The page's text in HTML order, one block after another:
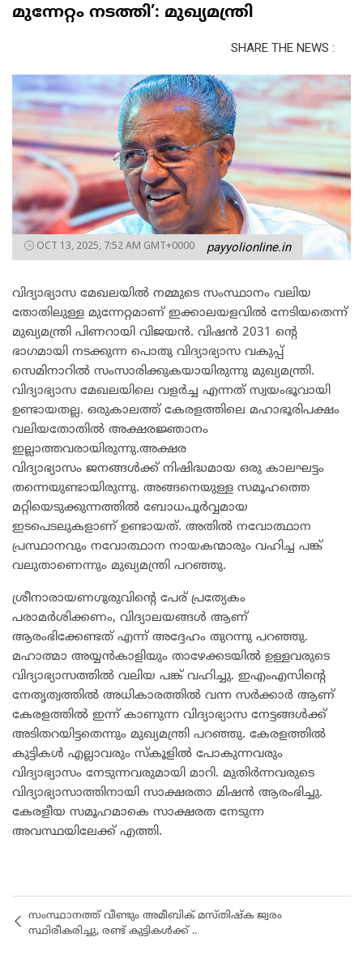
മുന്നേറ്റം നടത്തി’: മുഖ്യമന്ത്രി
SHARE THE NEWS :
OCT 13, 2025, 7:52 AM GMT+0000 payyolionline.in
വിദ്യാഭ്യാസ മേഖലയില്‍ നമ്മുടെ സംസ്ഥാനം വലിയ
തോതിലുള്ള മുന്നേറ്റമാണ് ഇക്കാലയളവില്‍ നേടിയതെന്ന്
മുഖ്യമന്ത്രി പിണറായി വിജയന്‍. വിഷന്‍ 2031 ന്റെ
ഭാഗമായി നടക്കുന്ന പൊതു വിദ്യാഭ്യാസ വകുപ്പ്
സെമിനാറില്‍ സംസാരിക്കുകയായിരുന്നു മുഖ്യമന്ത്രി.
വിദ്യാഭ്യാസ മേഖലയിലെ വളര്‍ച്ച എന്നത് സ്വയംഭൂവായി
ഉണ്ടായതല്ല. ഒരുകാലത്ത് കേരളത്തിലെ മഹാഭൂരിപക്ഷം
വലിയതോതില്‍ അക്ഷരജ്ഞാനം
ഇല്ലാത്തവരായിരുന്നു.അക്ഷര
വിദ്യാഭ്യാസം ജനങ്ങള്‍ക്ക് നിഷിദ്ധമായ ഒരു കാലഘട്ടം
തന്നെയുണ്ടായിരുന്നു. അങ്ങനെയുള്ള സമൂഹത്തെ
മറ്റിയെടുക്കുന്നത്തില്‍ ബോധപൂര്‍വ്വമായ
ഇടപെടലുകളാണ് ഉണ്ടായത്. അതില്‍ നവോത്ഥാന
പ്രസ്ഥാനവും നവോത്ഥാന നായകന്മാരും വഹിച്ച പങ്ക്
വലുതാണെന്നും മുഖ്യമന്ത്രി പറഞ്ഞു.
ശ്രീനാരായണഗുരുവിന്റെ പേര് പ്രത്യേകം
പരാമര്‍ശിക്കണം, വിദ്യാലയങ്ങള്‍ ആണ്
ആരംഭിക്കേണ്ടത് എന്ന് അദ്ദേഹം തുറന്നു പറഞ്ഞു.
മഹാത്മാ അയ്യന്‍കാളിയും താഴേക്കടയില്‍ ഉള്ളവരുടെ
വിദ്യാഭ്യാസത്തില്‍ വലിയ പങ്ക് വഹിച്ചു. ഇഎംഎസിന്റെ
നേതൃത്വത്തില്‍ അധികാരത്തില്‍ വന്ന സര്‍ക്കാര്‍ ആണ്
കേരളത്തില്‍ ഇന്ന് കാണുന്ന വിദ്യാഭ്യാസ നേട്ടങ്ങള്‍ക്ക്
അടിതറയിട്ടതെന്നും മുഖ്യമന്ത്രി പറഞ്ഞു. കേരളത്തില്‍
കുട്ടികള്‍ എല്ലാവരും സ്‌കൂളില്‍ പോകുന്നവരും
വിദ്യാഭ്യാസം നേടുന്നവരുമായി മാറി. മുതിര്‍ന്നവരുടെ
വിദ്യാഭ്യാസാത്തിനായി സാക്ഷരതാ മിഷന്‍ ആരംഭിച്ചു.
കേരളീയ സമൂഹമാകെ സാക്ഷരത നേടുന്ന
അവസ്ഥയിലേക്ക് എത്തി.
സംസ്ഥാനത്ത് വീണ്ടും അമീബിക് മസ്തിഷ്ക ജ്വരം
സ്ഥിരീകരിച്ചു, രണ്ട് കുട്ടികൾക്ക് ..